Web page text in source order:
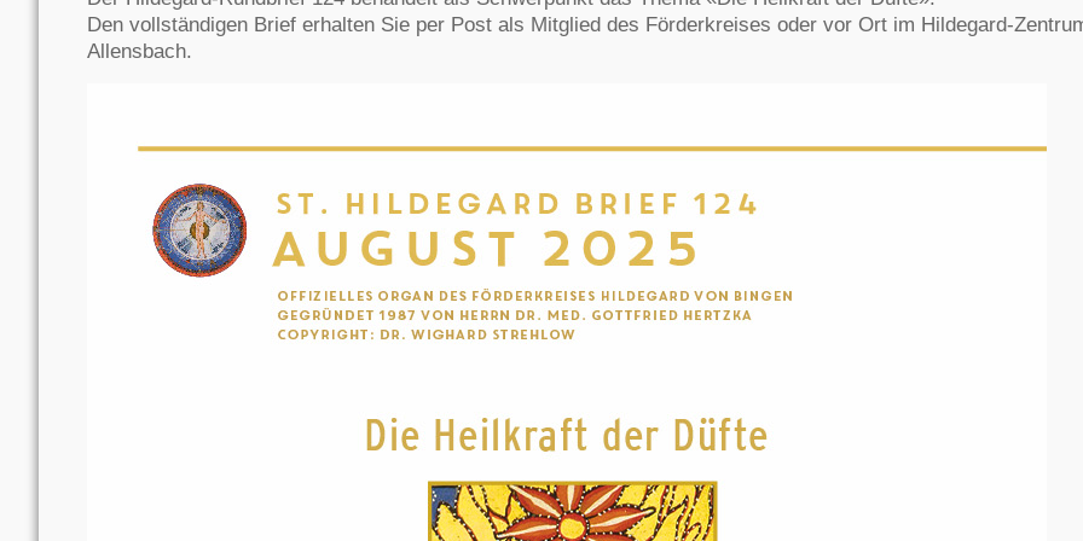
Den vollständigen Brief erhalten Sie per Post als Mitglied des Förderkreises oder vor Ort im Hildegard-
Allensbach.